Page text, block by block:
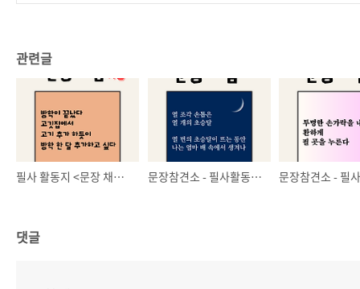
관련글
필사 활동지 <문장 채움> 9월호 문장참견소 - 필사활동지 11탄
댓글